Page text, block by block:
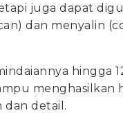
juga dapat
dan menyalin
hingga
menghasilkan
dan detail.